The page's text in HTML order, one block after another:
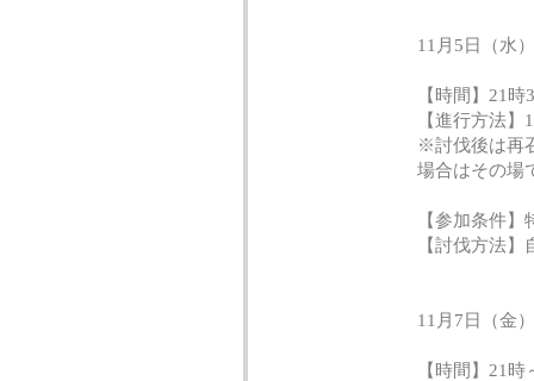
11月5日（水
【時間】21時
【進行方法
※討伐後は再
場合はその場
【参加条件】
【討伐方法
11月7日（金
【時間】21